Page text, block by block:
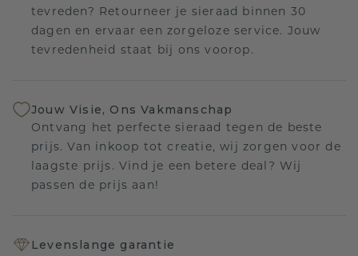
tevreden? Retourneer je sieraad binnen 30
dagen en ervaar een zorgeloze service. Jouw
tevredenheid staat bij ons voorop.
Jouw Visie, Ons Vakmanschap
Ontvang het perfecte sieraad tegen de beste
prijs. Van inkoop tot creatie, wij zorgen voor de
laagste prijs. Vind je een betere deal? Wij
passen de prijs aan!
Levenslange garantie